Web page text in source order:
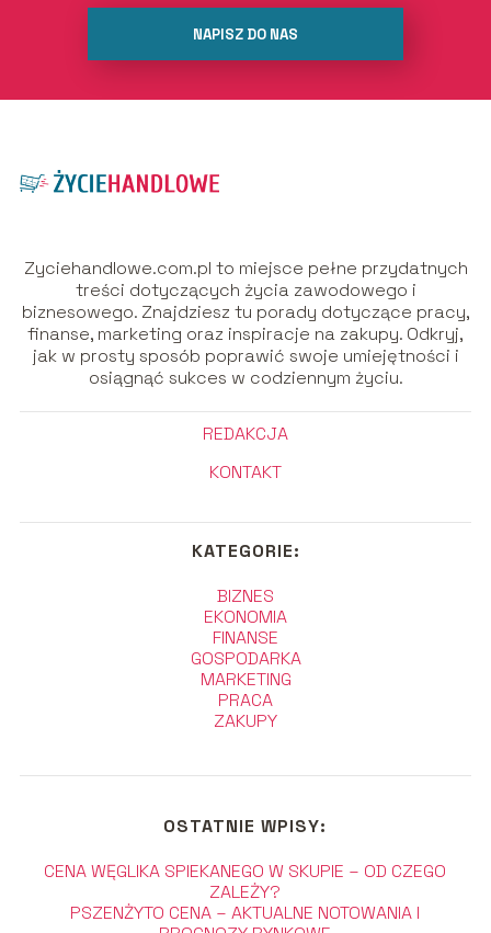
NAPISZ DO NAS
Zyciehandlowe.com.pl to miejsce pełne przydatnych
treści dotyczących życia zawodowego i
biznesowego. Znajdziesz tu porady dotyczące pracy,
finanse, marketing oraz inspiracje na zakupy. Odkryj,
jak w prosty sposób poprawić swoje umiejętności i
osiągnąć sukces w codziennym życiu.
REDAKCJA
KONTAKT
KATEGORIE:
BIZNES
EKONOMIA
FINANSE
GOSPODARKA
MARKETING
PRACA
ZAKUPY
OSTATNIE WPISY:
CENA WĘGLIKA SPIEKANEGO W SKUPIE – OD CZEGO
ZALEŻY?
PSZENŻYTO CENA – AKTUALNE NOTOWANIA I